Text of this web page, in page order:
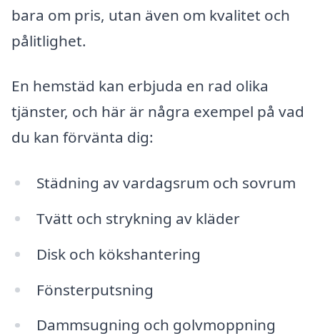
bara om pris, utan även om kvalitet och
pålitlighet.
En hemstäd kan erbjuda en rad olika
tjänster, och här är några exempel på vad
du kan förvänta dig:
Städning av vardagsrum och sovrum
Tvätt och strykning av kläder
Disk och kökshantering
Fönsterputsning
Dammsugning och golvmoppning